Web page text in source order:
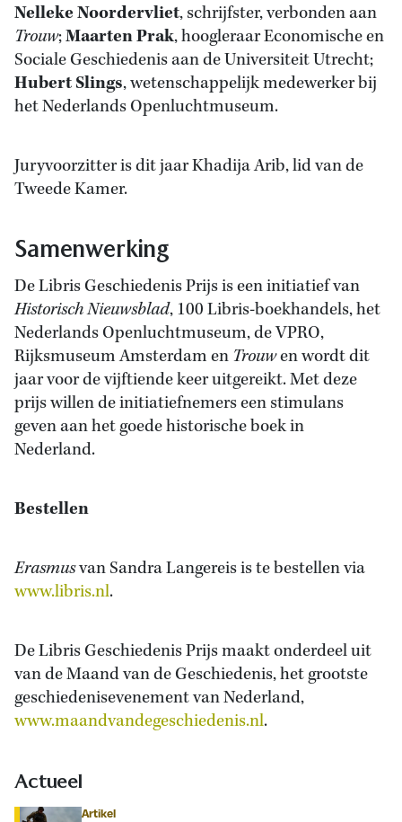
Nelleke Noordervliet, schrijfster, verbonden aan
Trouw;Maarten Prak, hoogleraar Economische en
Sociale Geschiedenis aan de Universiteit Utrecht;
Hubert Slings, wetenschappelijk medewerker bij
het Nederlands Openluchtmuseum.
Juryvoorzitter is dit jaar Khadija Arib, lid van de
Tweede Kamer.
Samenwerking
De Libris Geschiedenis Prijs is een initiatief van
Historisch Nieuwsblad, 100 Libris-boekhandels, het
Nederlands Openluchtmuseum, de VPRO,
Rijksmuseum Amsterdam enTrouwen wordt dit
jaar voor de vijftiende keer uitgereikt. Met deze
prijs willen de initiatiefnemers een stimulans
geven aan het goede historische boek in
Nederland.
Bestellen
Erasmusvan Sandra Langereis is te bestellen via
www.libris.nl.
De Libris Geschiedenis Prijs maakt onderdeel uit
van de Maand van de Geschiedenis, het grootste
geschiedenisevenement van Nederland,
www.maandvandegeschiedenis.nl.
Actueel
Artikel